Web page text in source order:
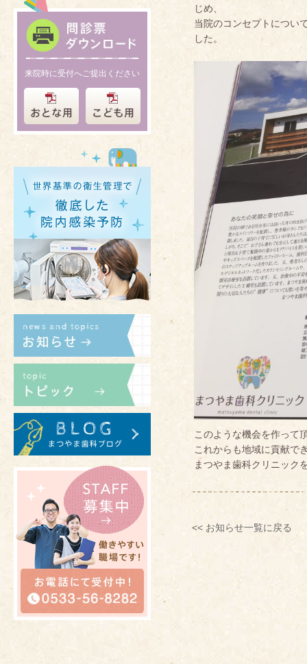
じめ、
当院のコンセプトについ
した。
このような機会を作って
これからも地域に貢献で
まつやま歯科クリニック
<< お知らせ一覧に戻る
来院時に受付へご提出ください